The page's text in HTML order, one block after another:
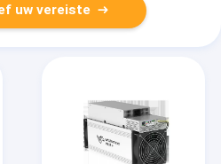
uw vereiste